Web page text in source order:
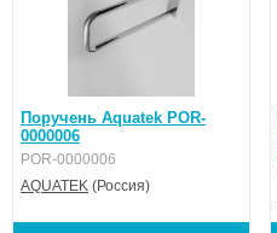
Поручень Aquatek POR-
0000006
POR-0000006
AQUATEK (Россия)